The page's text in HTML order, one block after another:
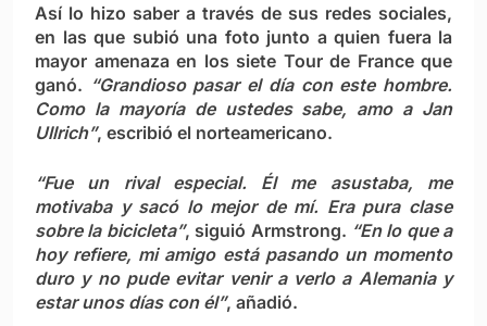
Así lo hizo saber a través de sus redes sociales,
en las que subió una foto junto a quien fuera la
mayor amenaza en los siete Tour de France que
ganó. “Grandioso pasar el día con este hombre.
Como la mayoría de ustedes sabe, amo a Jan
Ullrich”, escribió el norteamericano.
“Fue un rival especial. Él me asustaba, me
motivaba y sacó lo mejor de mí. Era pura clase
sobre la bicicleta”, siguió Armstrong. “En lo que a
hoy refiere, mi amigo está pasando un momento
duro y no pude evitar venir a verlo a Alemania y
estar unos días con él”, añadió.